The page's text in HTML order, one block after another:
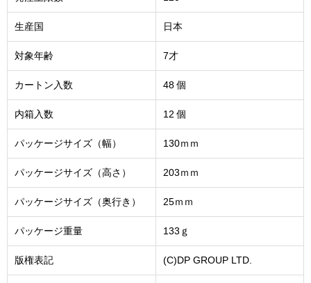
生産国 日本
対象年齢 7才
カートン入数 48 個
内箱入数 12 個
パッケージサイズ（幅） 130ｍｍ
パッケージサイズ（高さ） 203ｍｍ
パッケージサイズ（奥行き） 25ｍｍ
パッケージ重量 133ｇ
版権表記 (C)DP GROUP LTD.